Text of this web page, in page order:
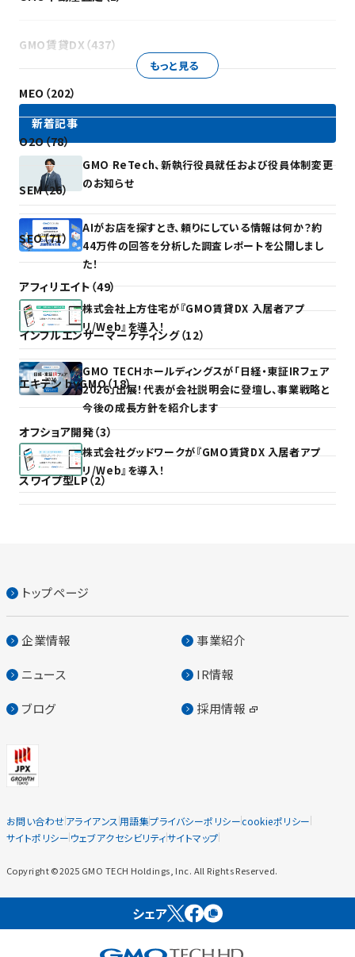
GMO賃貸DX（437）
MEO（202）
O2O（78）
SEM（26）
SEO（71）
アフィリエイト（49）
インフルエンサーマーケティング（12）
エキテン byGMO（18）
オフショア開発（3）
スワイプ型LP（2）
もっと見る
新着記事
GMO ReTech、新執行役員就任および役員体制変更
のお知らせ
AIがお店を探すとき、頼りにしている情報は何か？約
44万件の回答を分析した調査レポートを公開しまし
た！
株式会社上方住宅が『GMO賃貸DX 入居者アプ
リ/Web』を導入！
GMO TECHホールディングスが「日経・東証IRフェア
2026」出展！代表が会社説明会に登壇し、事業戦略と
今後の成長方針を紹介します
株式会社グッドワークが『GMO賃貸DX 入居者アプ
リ/Web』を導入！
トップページ
企業情報 事業紹介
ニュース IR情報
ブログ 採用情報
お問い合わせアライアンス 用語集プライバシーポリシーcookieポリシー
サイトポリシー ウェブアクセシビリティサイトマップ
Copyright ©2025 GMO TECH Holdings, Inc. All Rights Reserved.
シェア